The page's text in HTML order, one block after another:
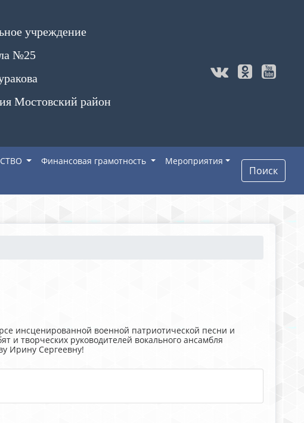
учреждение
№25
Мостовский район
Финансовая грамотность
Мероприятия
Поиск
инсценированной военной патриотической песни и
и творческих руководителей вокального ансамбля
Ирину Сергеевну!